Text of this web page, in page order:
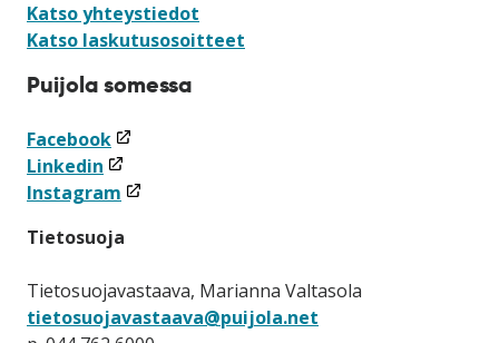
Katso yhteystiedot
Katso laskutusosoitteet
Puijola somessa
Facebook(linkki
avataan
uuteen
Linkedin (linkki
avataan
ikkunaan)
Instagram (linkki
uuteen
Tietosuoja
Tietosuojavastaava, Marianna Valtasola
tietosuojavastaava@puijola.net